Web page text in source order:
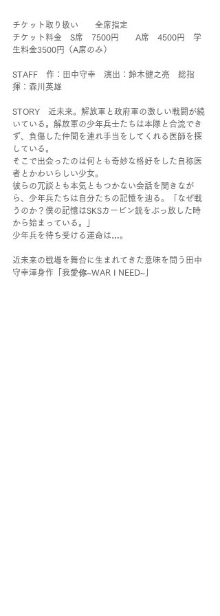
チケット取り扱い　　全席指定
チケット料金　S席　7500円　　A席　4500円　学
生料金3500円（A席のみ）
STAFF　作：田中守幸　演出：鈴木健之亮　総指
揮：森川英雄
STORY　近未来。解放軍と政府軍の激しい戦闘が続
いている。解放軍の少年兵士たちは本隊と合流でき
ず、負傷した仲間を連れ手当をしてくれる医師を探
している。
そこで出会ったのは何とも奇妙な格好をした自称医
者とかわいらしい少女。
彼らの冗談とも本気ともつかない会話を聞きなが
ら、少年兵たちは自分たちの記憶を辿る。「なぜ戦
うのか？僕の記憶はSKSカービン銃をぶっ放した時
から始まっている。」
少年兵を待ち受ける運命は…。
近未来の戦場を舞台に生まれてきた意味を問う田中
守幸渾身作「我愛你~WAR I NEED~」